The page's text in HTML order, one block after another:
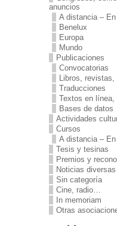
anuncios
A distancia –
Benelux
Europa
Mundo
Publicaciones
Convocatorias
Libros, revistas,
Traducciones
Textos en línea,
Bases de datos
Actividades
Cursos
A distancia –
Tesis y tesinas
Premios y
Noticias diversas
Sin categoría
Cine, radio…
In memoriam
Otras